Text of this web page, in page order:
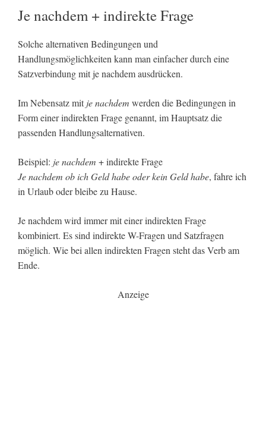
Je nachdem + indirekte Frage
Solche alternativen Bedingungen und
Handlungsmöglichkeiten kann man einfacher durch eine
Satzverbindung mit je nachdem ausdrücken.
Im Nebensatz mit je nachdem werden die Bedingungen in
Form einer indirekten Frage genannt, im Hauptsatz die
passenden Handlungsalternativen.
Beispiel: je nachdem + indirekte Frage
Je nachdem ob ich Geld habe oder kein Geld habe, fahre ich
in Urlaub oder bleibe zu Hause.
Je nachdem wird immer mit einer indirekten Frage
kombiniert. Es sind indirekte W-Fragen und Satzfragen
möglich. Wie bei allen indirekten Fragen steht das Verb am
Ende.
Anzeige